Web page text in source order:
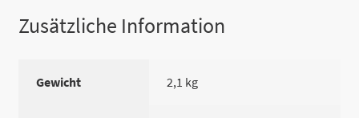
Zusätzliche Information
Gewicht 2,1 kg